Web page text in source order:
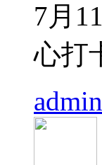
7月
心打
admin